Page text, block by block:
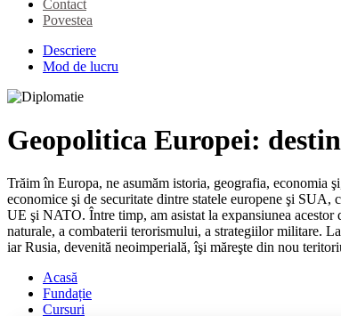
Contact
Povestea
Descriere
Mod de lucru
Geopolitica Europei:
Trăim în Europa, ne asumăm istoria, geografia, economia
economice şi de securitate dintre statele europene şi
UE şi NATO. Între timp, am asistat la expansiunea
naturale, a combaterii terorismului, a strategiilor militare.
iar Rusia, devenită neoimperială, îşi măreşte din nou
Acasă
Fundație
Cursuri